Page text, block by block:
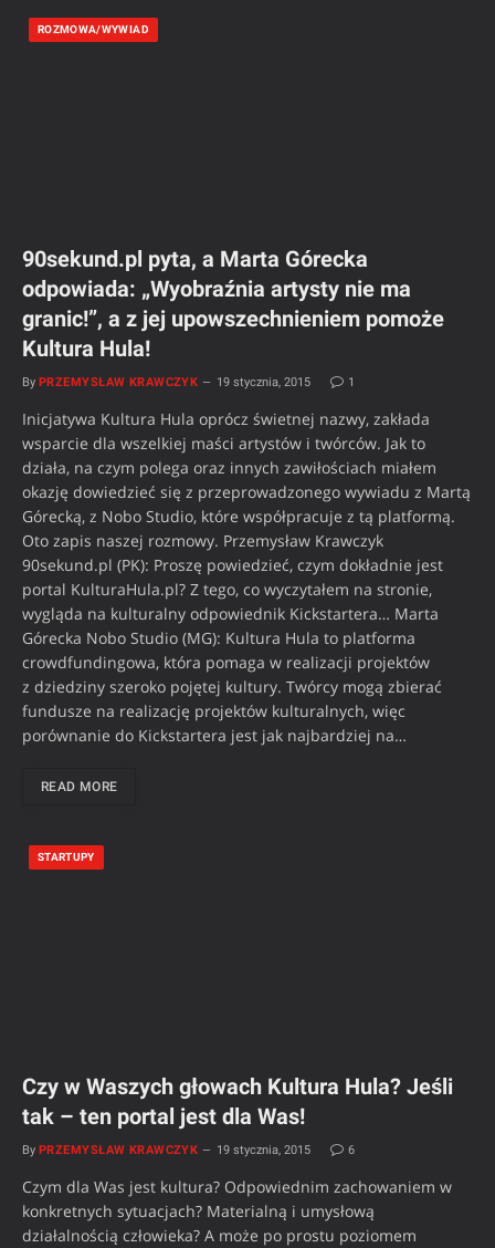
ROZMOWA/WYWIAD
90sekund.pl pyta, a Marta Górecka
odpowiada: „Wyobraźnia artysty nie ma
granic!”, a z jej upowszechnieniem pomoże
Kultura Hula!
By PRZEMYSŁAW KRAWCZYK 19 stycznia, 2015 1
Inicjatywa Kultura Hula oprócz świetnej nazwy, zakłada
wsparcie dla wszelkiej maści artystów i twórców. Jak to
działa, na czym polega oraz innych zawiłościach miałem
okazję dowiedzieć się z przeprowadzonego wywiadu z Martą
Górecką, z Nobo Studio, które współpracuje z tą platformą.
Oto zapis naszej rozmowy. Przemysław Krawczyk
90sekund.pl (PK): Proszę powiedzieć, czym dokładnie jest
portal KulturaHula.pl? Z tego, co wyczytałem na stronie,
wygląda na kulturalny odpowiednik Kickstartera… Marta
Górecka Nobo Studio (MG): Kultura Hula to platforma
crowdfundingowa, która pomaga w realizacji projektów
z dziedziny szeroko pojętej kultury. Twórcy mogą zbierać
fundusze na realizację projektów kulturalnych, więc
porównanie do Kickstartera jest jak najbardziej na…
READ MORE
STARTUPY
Czy w Waszych głowach Kultura Hula? Jeśli
tak – ten portal jest dla Was!
By PRZEMYSŁAW KRAWCZYK 19 stycznia, 2015 6
Czym dla Was jest kultura? Odpowiednim zachowaniem w
konkretnych sytuacjach? Materialną i umysłową
działalnością człowieka? A może po prostu poziomem